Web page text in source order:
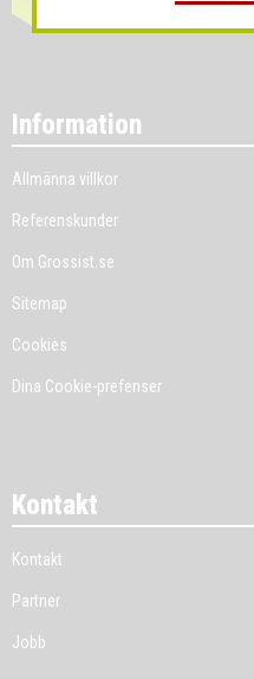
Information
Allmänna villkor
Referenskunder
Om Grossist.se
Sitemap
Cookies
Dina Cookie-prefenser
Kontakt
Kontakt
Partner
Jobb